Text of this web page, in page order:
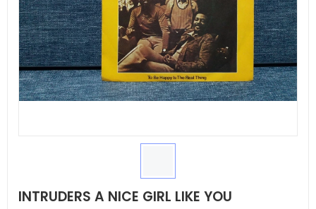
INTRUDERS A NICE GIRL LIKE YOU